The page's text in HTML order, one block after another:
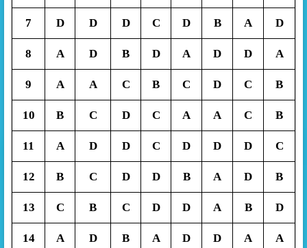
7 D D D C D B A D
8 A D B D A D D A
9 A A C B C D C B
10 B C D C A A C B
11 A D D C D D D C
12 B C D D B A D B
13 C B C D D A B D
14 A D B A D D A A